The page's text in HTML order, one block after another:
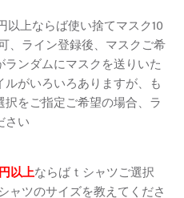
以上ならば使い捨てマスク10
、ライン登録後、マスクご希
ンダムにマスクを送りいた
がいろいろありますが、も
をご指定ご希望の場合、ラ
さい
以上ならばｔシャツご選択
ャツのサイズを教えてくださ